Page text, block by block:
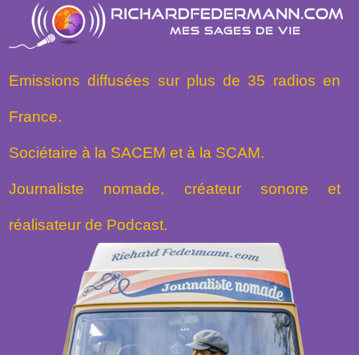
Emissions diffusées sur plus de 35 radios en
France.
Sociétaire à la SACEM et à la SCAM.
Journaliste nomade, créateur sonore et
réalisateur de Podcast.